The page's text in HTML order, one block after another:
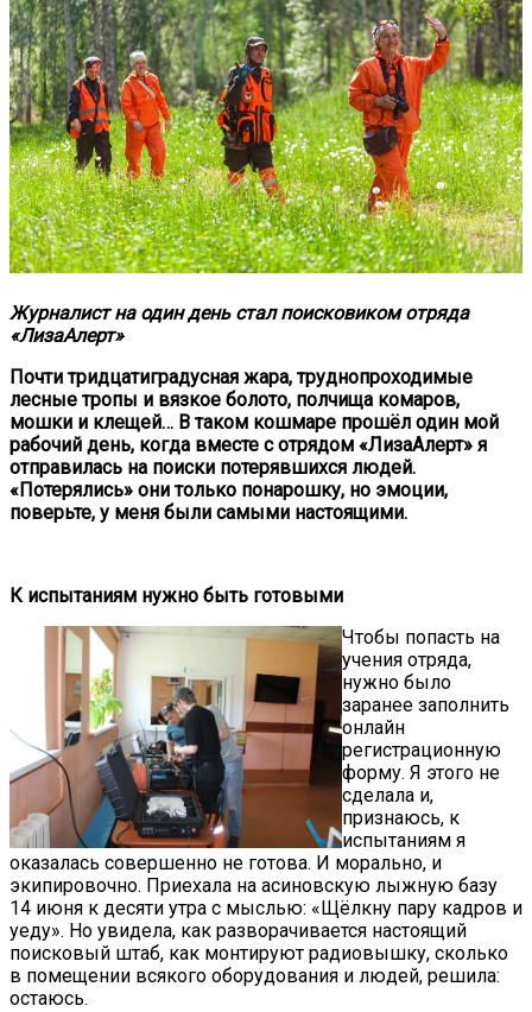
Журналист на один день стал поисковиком отряда
«ЛизаАлерт»
Почти тридцатиградусная жара, труднопроходимые
лесные тропы и вязкое болото, полчища комаров,
мошки и клещей… В таком кошмаре прошёл один мой
рабочий день, когда вместе с отрядом «ЛизаАлерт» я
отправилась на поиски потерявшихся людей.
«Потерялись» они только понарошку, но эмоции,
поверьте, у меня были самыми настоящими.
К испытаниям нужно быть готовыми
Чтобы попасть на
учения отряда,
нужно было
заранее заполнить
онлайн
регистрационную
форму. Я этого не
сделала и,
признаюсь, к
испытаниям я
оказалась совершенно не готова. И морально, и
экипировочно. Приехала на асиновскую лыжную базу
14 июня к десяти утра с мыслью: «Щёлкну пару кадров и
уеду». Но увидела, как разворачивается настоящий
поисковый штаб, как монтируют радиовышку, сколько
в помещении всякого оборудования и людей, решила:
остаюсь.